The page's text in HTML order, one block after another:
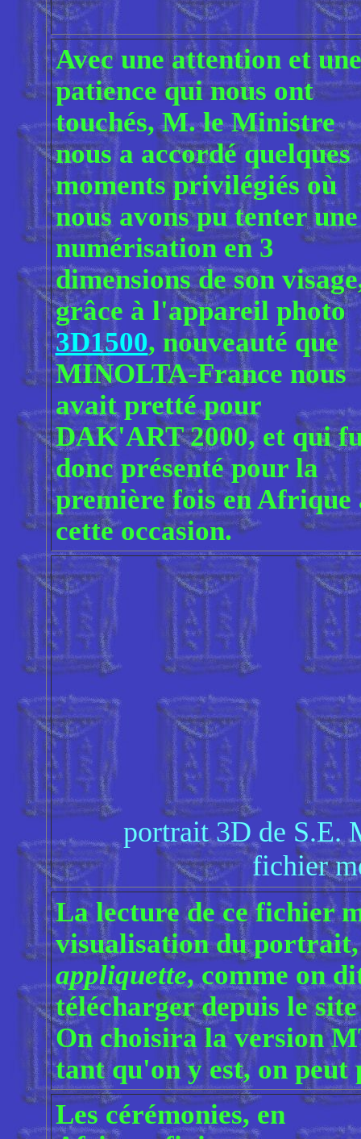
Avec une attention et une
patience qui nous ont
touchés, M. le Ministre
nous a accordé quelques
moments privilégiés où
nous avons pu tenter une
numérisation en 3
dimensions de son
grâce à l'appareil photo
3D1500, nouveauté que
MINOLTA-France nous
avait pretté pour
DAK'ART 2000, et qui
donc présenté pour la
première fois en Afrique
cette occasion.
portrait 3D de S.E.
fichier
La lecture de ce fichier
visualisation du portrait,
appliquette, comme on
télécharger depuis le
On choisira la version
tant qu'on y est, on peut
Les cérémonies, en